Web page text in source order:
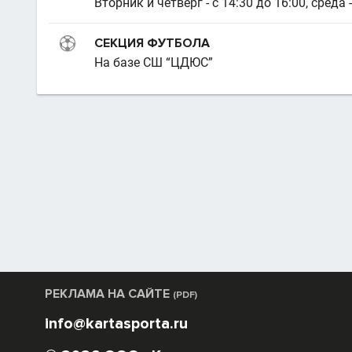
СЕКЦИЯ ФУТБОЛА
На базе СШ “ЦДЮС”
РЕКЛАМА НА САЙТЕ (PDF)
info@kartasporta.ru